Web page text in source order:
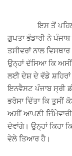
ਇਸ ਤੋਂ ਪਹਿਲਾਂ
ਗੁਪਤਾ ਭੰਡਾਰੀ ਨੇ
ਤਸੀਵਰਾਂ ਨਾਲ
ਉਨ੍ਹਾਂ ਦੱਸਿਆ ਕਿ
ਲਈ ਦੇਸ਼ ਦੇ ਵੱਡੇ
ਇਨਵੈਸਟ ਪੰਜਾਬ ਸ੍ਰੀ
ਭਰੋਸਾ ਦਿੱਤਾ ਕਿ ਤੁਸੀਂ
ਅਸੀਂ ਆਪਣੀ
ਦੇਵਾਂਗੇ। ਉਨ੍ਹਾਂ ਕਿਹਾ
ਵੇਲੇ ਤਿਆਰ ਹੈ।